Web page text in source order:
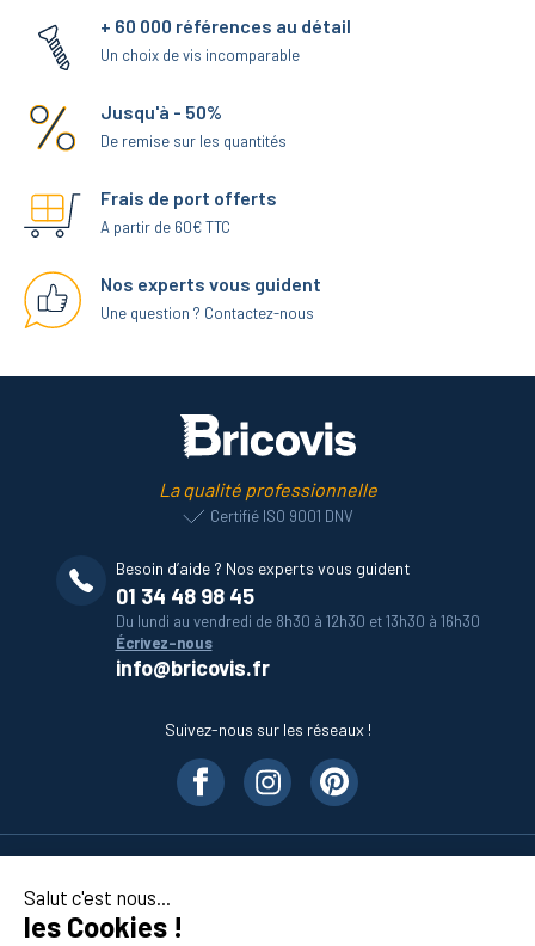
Salut c'est nous...
les Cookies !
+ 60 000 références au détail
Un choix de vis incomparable
Jusqu'à - 50%
De remise sur les quantités
Frais de port offerts
A partir de 60€ TTC
Nos experts vous guident
Une question ? Contactez-nous
La qualité professionnelle
Certifié ISO 9001 DNV
Besoin d’aide ? Nos experts vous guident
01 34 48 98 45
Du lundi au vendredi de 8h30 à 12h30 et 13h30 à 16h30
Écrivez-nous
info@bricovis.fr
Suivez-nous sur les réseaux !
En savoir plus